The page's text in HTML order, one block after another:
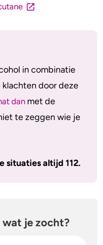
in combinatie
door deze
dan met de
te zeggen wie je
situaties altijd 112.
wat je zocht?